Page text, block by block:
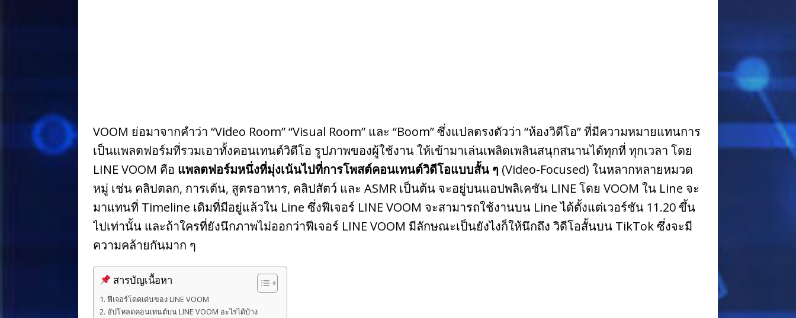
VOOM ย่อมาจากคำว่า “Video Room” “Visual Room” และ “Boom” ซึ่งแปลตรงตัวว่า “ห้องวิดีโอ” ที่มีความหมายแทนการ
เป็นแพลตฟอร์มที่รวมเอาทั้งคอนเทนต์วิดีโอ รูปภาพของผู้ใช้งาน ให้เข้ามาเล่นเพลิดเพลินสนุกสนานได้ทุกที่ ทุกเวลา โดย
LINE VOOM คือ แพลตฟอร์มหนึ่งที่มุ่งเน้นไปที่การโพสต์คอนเทนต์วิดีโอแบบสั้น ๆ (Video-Focused) ในหลากหลายหมวด
หมู่ เช่น คลิปตลก, การเต้น, สูตรอาหาร, คลิปสัตว์ และ ASMR เป็นต้น จะอยู่บนแอปพลิเคชัน LINE โดย VOOM ใน Line จะ
มาแทนที่ Timeline เดิมที่มีอยู่แล้วใน Line ซึ่งฟีเจอร์ LINE VOOM จะสามารถใช้งานบน Line ได้ตั้งแต่เวอร์ชัน 11.20 ขึ้น
ไปเท่านั้น และถ้าใครที่ยังนึกภาพไม่ออกว่าฟีเจอร์ LINE VOOM มีลักษณะเป็นยังไงก็ให้นึกถึง วิดีโอสั้นบน TikTok ซึ่งจะมี
ความคล้ายกันมาก ๆ
สารบัญเนื้อหา
ฟีเจอร์โดดเด่นของ LINE VOOM
อัปโหลดคอนเทนต์บน LINE VOOM อะไรได้บ้าง